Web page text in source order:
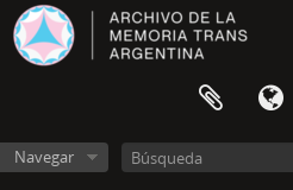
Navegar